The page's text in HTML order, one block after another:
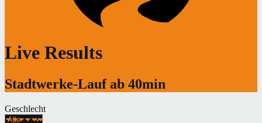
Live Results
Stadtwerke-Lauf ab 40min
Geschlecht